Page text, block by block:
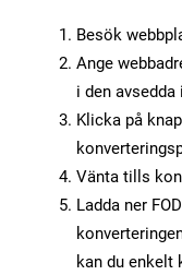
Besök
Ange
i den
Klicka på
Vänta tills
Ladda ner
kan du enkelt